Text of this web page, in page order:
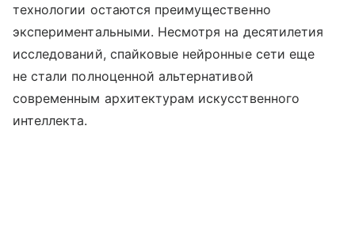
технологии остаются преимущественно
экспериментальными. Несмотря на десятилетия
исследований, спайковые нейронные сети еще
не стали полноценной альтернативой
современным архитектурам искусственного
интеллекта.